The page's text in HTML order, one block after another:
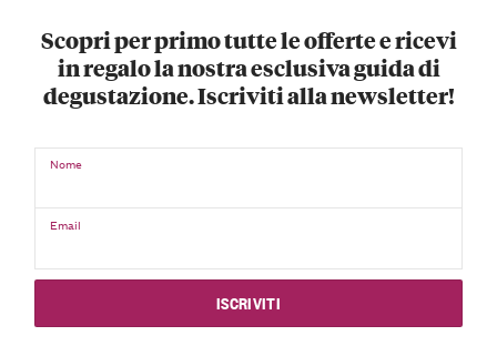
Scopri per primo tutte le offerte e ricevi
in regalo la nostra esclusiva guida di
degustazione. Iscriviti alla newsletter!
Nome
Email